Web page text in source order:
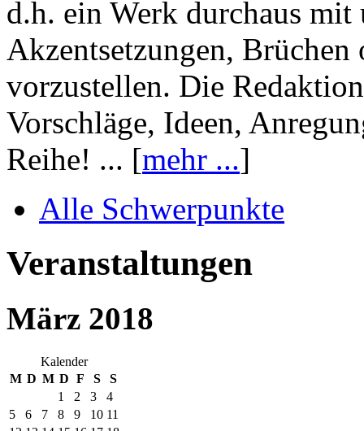
d.h. ein Werk durchaus mit
Akzentsetzungen, Brüchen
vorzustellen. Die
Vorschläge, Ideen,
Reihe! ... [mehr ...]
Alle Schwerpunkte
Veranstaltungen
März 2018
Kalender
M D M D F S
S
1
2 3
4
5
6 7 8 9 10 11